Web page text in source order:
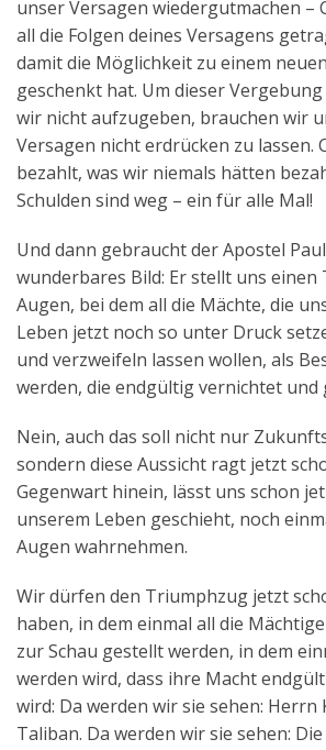
unser Versagen wiedergutmachen –
all die Folgen deines Versagens
damit die Möglichkeit zu einem
geschenkt hat. Um dieser
wir nicht aufzugeben, brauchen wir
Versagen nicht erdrücken zu lassen.
bezahlt, was wir niemals hätten
Schulden sind weg – ein für alle Mal!
Und dann gebraucht der Apostel
wunderbares Bild: Er stellt uns
Augen, bei dem all die Mächte, die
Leben jetzt noch so unter Druck
und verzweifeln lassen wollen, als
werden, die endgültig vernichtet und
Nein, auch das soll nicht nur
sondern diese Aussicht ragt jetzt
Gegenwart hinein, lässt uns schon
unserem Leben geschieht, noch
Augen wahrnehmen.
Wir dürfen den Triumphzug jetzt
haben, in dem einmal all die
zur Schau gestellt werden, in dem
werden wird, dass ihre Macht
wird: Da werden wir sie sehen: Herrn
Taliban. Da werden wir sie sehen: